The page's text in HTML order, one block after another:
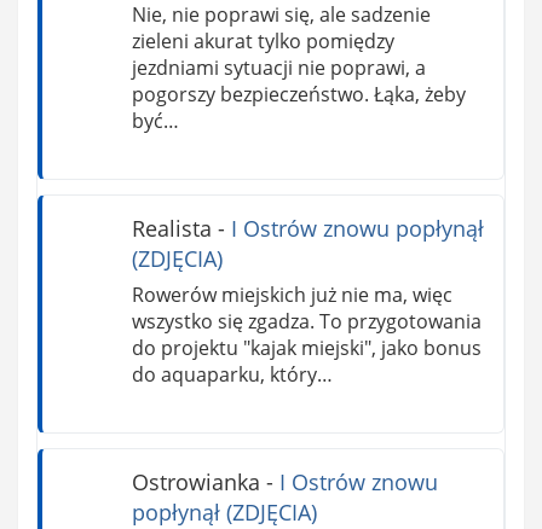
Nie, nie poprawi się, ale sadzenie
zieleni akurat tylko pomiędzy
jezdniami sytuacji nie poprawi, a
pogorszy bezpieczeństwo. Łąka, żeby
być…
Realista - I Ostrów znowu popłynął
(ZDJĘCIA)
Rowerów miejskich już nie ma, więc
wszystko się zgadza. To przygotowania
do projektu "kajak miejski", jako bonus
do aquaparku, który…
Ostrowianka - I Ostrów znowu
popłynął (ZDJĘCIA)